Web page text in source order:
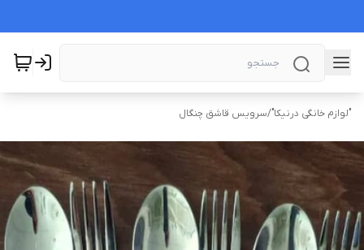
"لوازم خانگی درنیکا"/سرویس قاشق چنگال